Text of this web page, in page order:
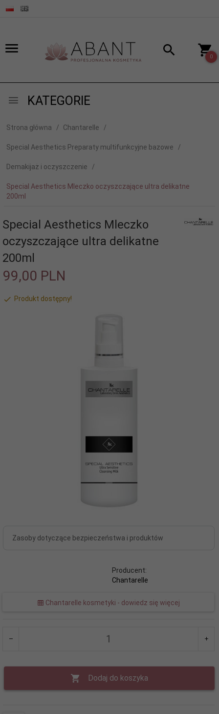
0
KATEGORIE
Strona główna Chantarelle
Special Aesthetics Preparaty multifunkcyjne bazowe
Demakijaż i oczyszczenie
Special Aesthetics Mleczko oczyszczające ultra delikatne
200ml
Special Aesthetics Mleczko
oczyszczające ultra delikatne
200ml
99,00 PLN
Produkt dostępny!
Zasoby dotyczące bezpieczeństwa i produktów
Producent:
Chantarelle
Chantarelle kosmetyki - dowiedz się więcej
Dodaj do koszyka